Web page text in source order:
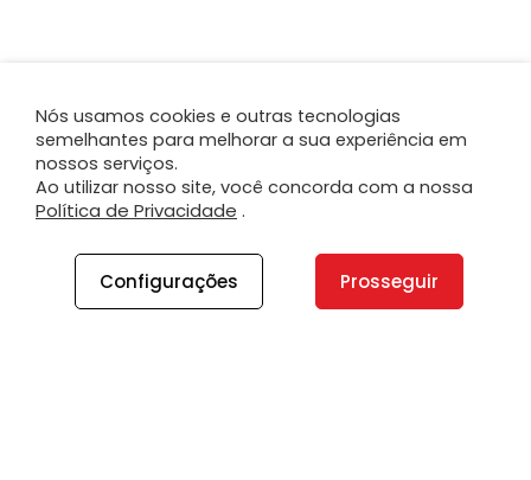
Nós usamos cookies e outras tecnologias
semelhantes para melhorar a sua experiência em
nossos serviços.
Ao utilizar nosso site, você concorda com a nossa
Política de Privacidade .
Configurações Prosseguir